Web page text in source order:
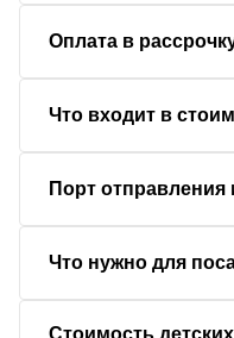
Оплата в
Что входит в
Порт
Что нужно для
Стоимость